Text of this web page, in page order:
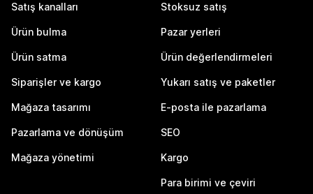
Satış kanalları
Ürün bulma
Ürün satma
Siparişler ve kargo
Mağaza tasarımı
Pazarlama ve dönüşüm
Mağaza yönetimi
Stoksuz satış
Pazar yerleri
Ürün değerlendirmeleri
Yukarı satış ve paketler
E-posta ile pazarlama
SEO
Kargo
Para birimi ve çeviri